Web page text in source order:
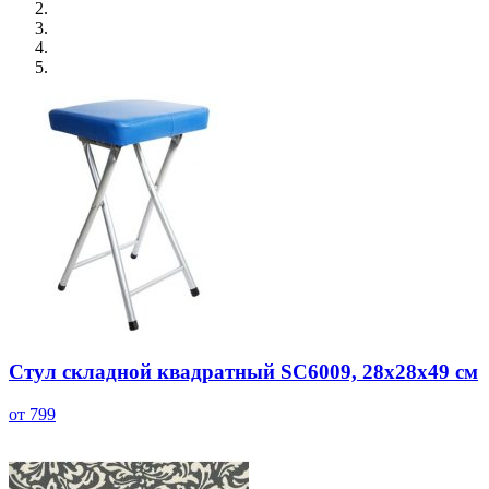
Стул складной квадратный SC6009, 28x28x49 см
от 799